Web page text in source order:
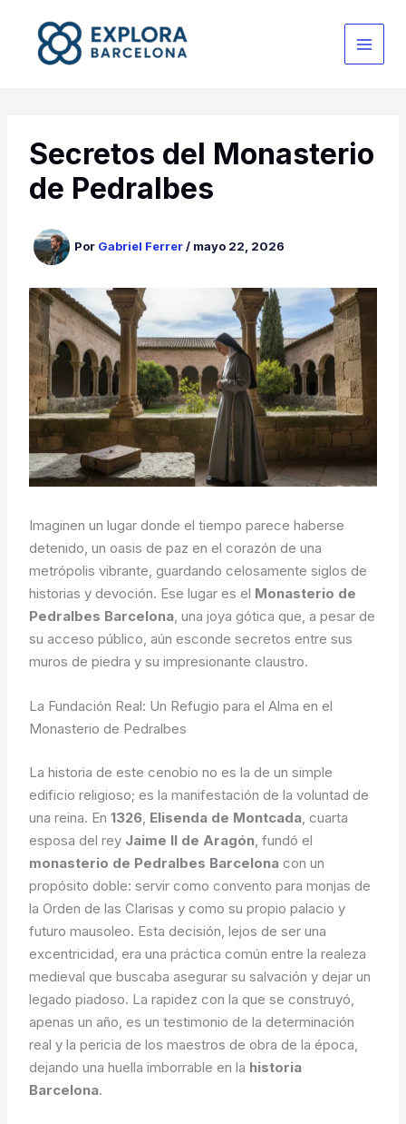
contenido
Secretos del Monasterio
de Pedralbes
Por Gabriel Ferrer/ mayo 22, 2026
Imaginen un lugar donde el tiempo parece haberse
detenido, un oasis de paz en el corazón de una
metrópolis vibrante, guardando celosamente siglos de
historias y devoción. Ese lugar es el Monasterio de
Pedralbes Barcelona, una joya gótica que, a pesar de
su acceso público, aún esconde secretos entre sus
muros de piedra y su impresionante claustro.
La Fundación Real: Un Refugio para el Alma en el
Monasterio de Pedralbes
La historia de este cenobio no es la de un simple
edificio religioso; es la manifestación de la voluntad de
una reina. En1326, Elisenda de Montcada, cuarta
esposa del rey Jaime II de Aragón, fundó el
monasterio de Pedralbes Barcelona con un
propósito doble: servir como convento para monjas de
la Orden de las Clarisas y como su propio palacio y
futuro mausoleo. Esta decisión, lejos de ser una
excentricidad, era una práctica común entre la realeza
medieval que buscaba asegurar su salvación y dejar un
legado piadoso. La rapidez con la que se construyó,
apenas un año, es un testimonio de la determinación
real y la pericia de los maestros de obra de la época,
dejando una huella imborrable en la historia
Barcelona.